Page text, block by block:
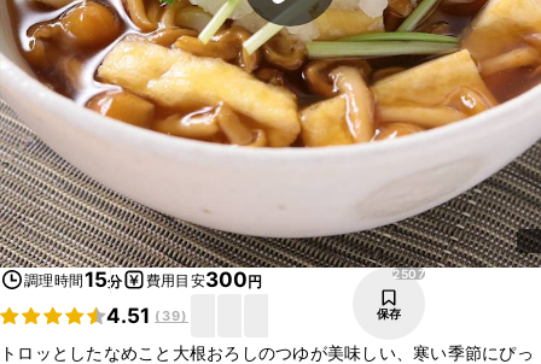
調理時間15分 費用目安300円
4.51 ( 39)
2507
保存
トロッとしたなめこと大根おろしのつゆが美味しい、寒い季節にぴっ